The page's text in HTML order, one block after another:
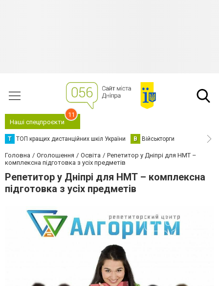
Наші спецпроєкти
11
Т ТОП кращих дистанційних шкіл України В Військторги
Головна Оголошення Освіта
Репетитор у Дніпрі для НМТ –
комплексна підготовка з усіх предметів
Репетитор у Дніпрі для НМТ – комплексна
підготовка з усіх предметів